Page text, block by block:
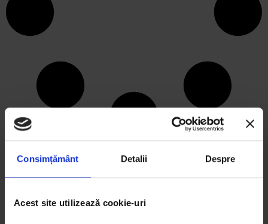
Consimțământ Detalii Despre
Acest site utilizează cookie-uri
ARTICOLE RECENTE
Arta eco prin ochii elevilor: 3 proiecte semifinaliste
Trash Art de la Liceul de Arte Dimitrie Paciurea și
iunie 26, 2026